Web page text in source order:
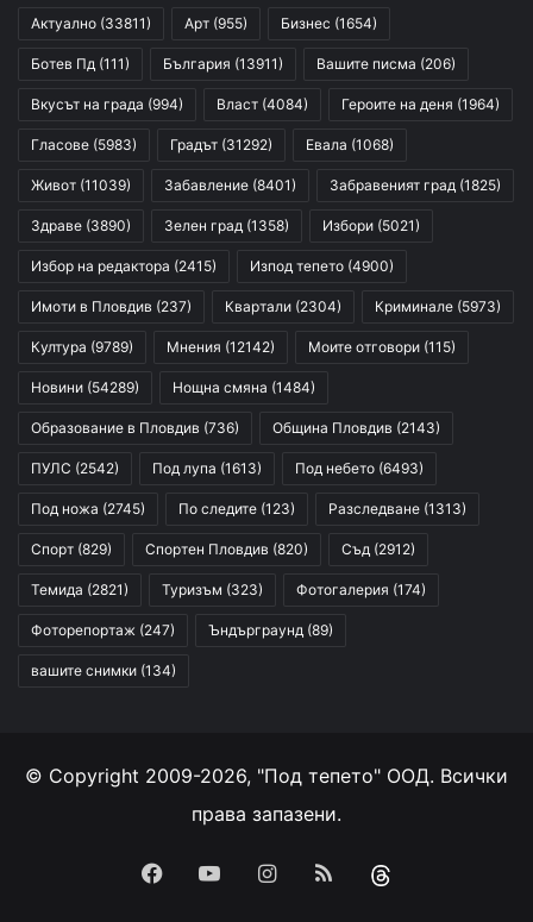
Актуално (33811) Арт (955) Бизнес (1654)
Ботев Пд (111) България (13911) Вашите писма (206)
Вкусът на града (994) Власт (4084) Героите на деня (1964)
Гласове (5983) Градът (31292) Евала (1068)
Живот (11039) Забавление (8401) Забравеният град (1825)
Здраве (3890) Зелен град (1358) Избори (5021)
Избор на редактора (2415) Изпод тепето (4900)
Имоти в Пловдив (237) Квартали (2304) Криминале (5973)
Култура (9789) Мнения (12142) Моите отговори (115)
Новини (54289) Нощна смяна (1484)
Образование в Пловдив (736) Община Пловдив (2143)
ПУЛС (2542) Под лупа (1613) Под небето (6493)
Под ножа (2745) По следите (123) Разследване (1313)
Спорт (829) Спортен Пловдив (820) Съд (2912)
Темида (2821) Туризъм (323) Фотогалерия (174)
Фоторепортаж (247) Ъндърграунд (89)
вашите снимки (134)
© Copyright 2009-2026, "Под тепето" ООД. Всички
права запазени.
Facebook
YouTubeInstagram
RSS